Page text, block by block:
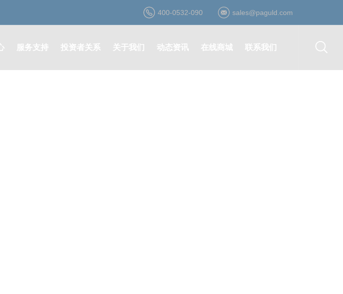
400-0532-090 sales@paguld.com
服务支持 投资者关系 关于我们 动态资讯 在线商城 联系我们